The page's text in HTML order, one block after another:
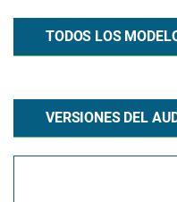
TODOS LOS
VERSIONES DEL